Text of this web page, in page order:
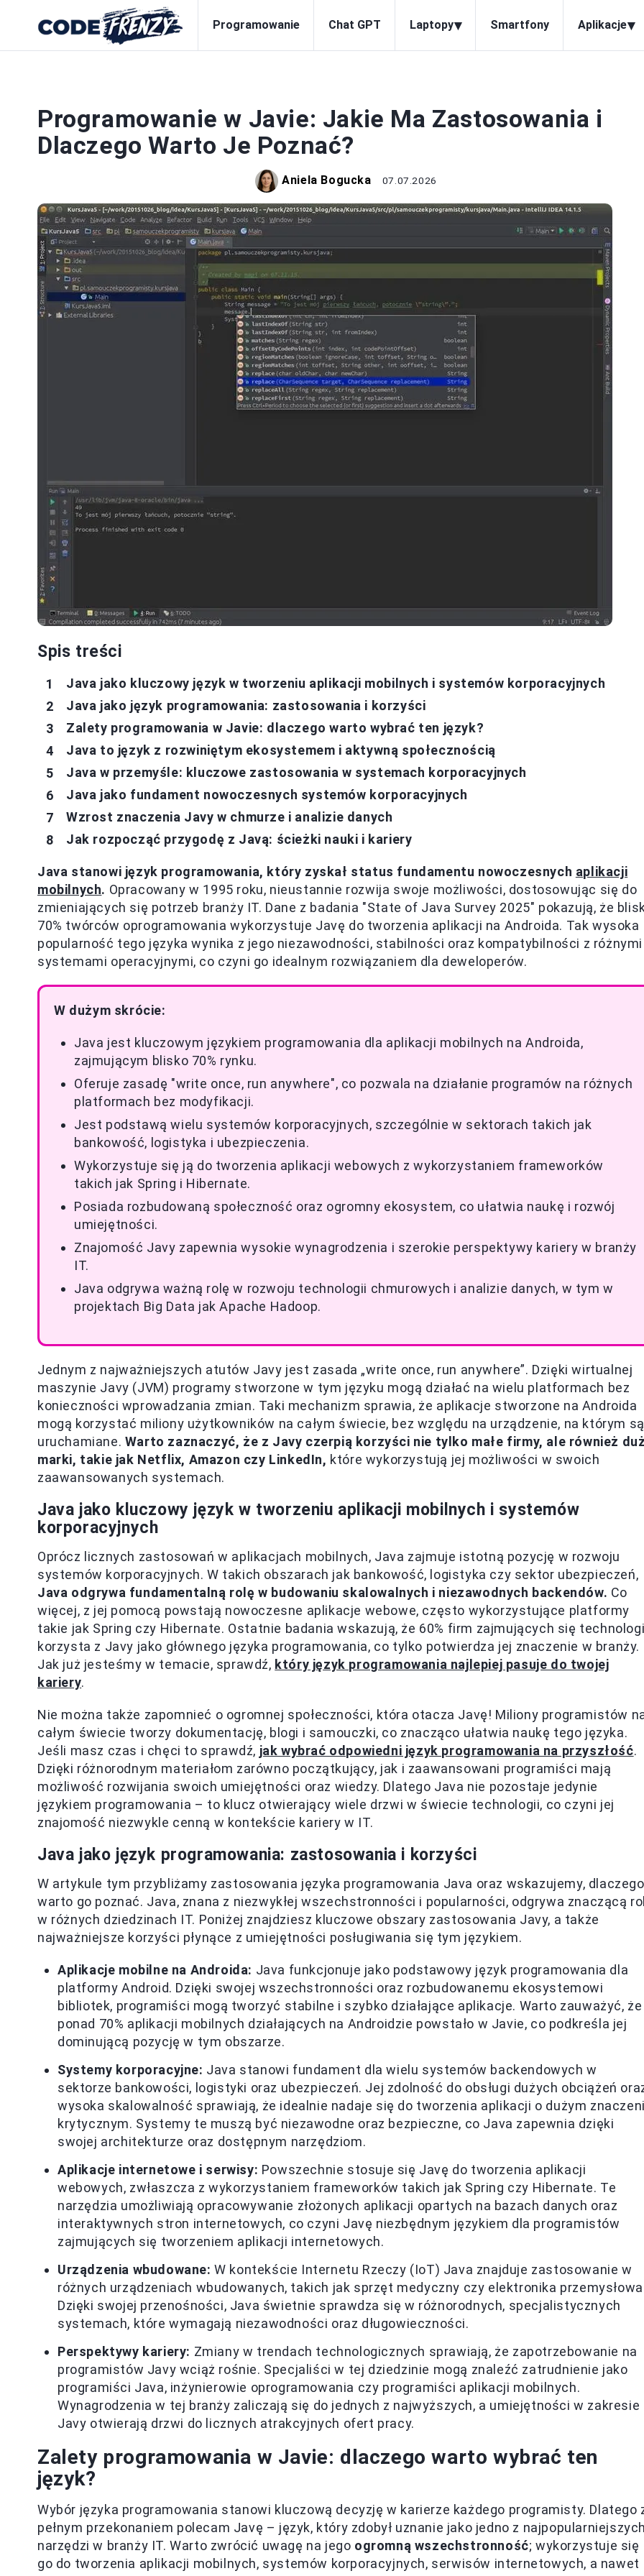
Programowanie Chat GPT Laptopy▾ Smartfony Aplikacje▾
Programowanie w Javie: Jakie Ma Zastosowania i
Dlaczego Warto Je Poznać?
Aniela Bogucka 07.07.2026
Spis treści
Java jako kluczowy język w tworzeniu aplikacji mobilnych i systemów korporacyjnych
Java jako język programowania: zastosowania i korzyści
Zalety programowania w Javie: dlaczego warto wybrać ten język?
Java to język z rozwiniętym ekosystemem i aktywną społecznością
Java w przemyśle: kluczowe zastosowania w systemach korporacyjnych
Java jako fundament nowoczesnych systemów korporacyjnych
Wzrost znaczenia Javy w chmurze i analizie danych
Jak rozpocząć przygodę z Javą: ścieżki nauki i kariery
Java stanowi język programowania, który zyskał status fundamentu nowoczesnych aplikacji
mobilnych. Opracowany w 1995 roku, nieustannie rozwija swoje możliwości, dostosowując się do
zmieniających się potrzeb branży IT. Dane z badania "State of Java Survey 2025" pokazują, że
70% twórców oprogramowania wykorzystuje Javę do tworzenia aplikacji na Androida. Tak wysoka
popularność tego języka wynika z jego niezawodności, stabilności oraz kompatybilności z różnymi
systemami operacyjnymi, co czyni go idealnym rozwiązaniem dla deweloperów.
W dużym skrócie:
Java jest kluczowym językiem programowania dla aplikacji mobilnych na Androida,
zajmującym blisko 70% rynku.
Oferuje zasadę "write once, run anywhere", co pozwala na działanie programów na różnych
platformach bez modyfikacji.
Jest podstawą wielu systemów korporacyjnych, szczególnie w sektorach takich jak
bankowość, logistyka i ubezpieczenia.
Wykorzystuje się ją do tworzenia aplikacji webowych z wykorzystaniem frameworków
takich jak Spring i Hibernate.
Posiada rozbudowaną społeczność oraz ogromny ekosystem, co ułatwia naukę i rozwój
umiejętności.
Znajomość Javy zapewnia wysokie wynagrodzenia i szerokie perspektywy kariery w branży
IT.
Java odgrywa ważną rolę w rozwoju technologii chmurowych i analizie danych, w tym w
projektach Big Data jak Apache Hadoop.
Jednym z najważniejszych atutów Javy jest zasada „write once, run anywhere”. Dzięki wirtualnej
maszynie Javy (JVM) programy stworzone w tym języku mogą działać na wielu platformach bez
konieczności wprowadzania zmian. Taki mechanizm sprawia, że aplikacje stworzone na Androida
mogą korzystać miliony użytkowników na całym świecie, bez względu na urządzenie, na którym są
uruchamiane. Warto zaznaczyć, że z Javy czerpią korzyści nie tylko małe firmy, ale również
marki, takie jak Netflix, Amazon czy LinkedIn, które wykorzystują jej możliwości w swoich
zaawansowanych systemach.
Java jako kluczowy język w tworzeniu aplikacji mobilnych i systemów
korporacyjnych
Oprócz licznych zastosowań w aplikacjach mobilnych, Java zajmuje istotną pozycję w rozwoju
systemów korporacyjnych. W takich obszarach jak bankowość, logistyka czy sektor ubezpieczeń,
Java odgrywa fundamentalną rolę w budowaniu skalowalnych i niezawodnych backendów. Co
więcej, z jej pomocą powstają nowoczesne aplikacje webowe, często wykorzystujące platformy
takie jak Spring czy Hibernate. Ostatnie badania wskazują, że 60% firm zajmujących się
korzysta z Javy jako głównego języka programowania, co tylko potwierdza jej znaczenie w branży.
Jak już jesteśmy w temacie, sprawdź, który język programowania najlepiej pasuje do twojej
kariery.
Nie można także zapomnieć o ogromnej społeczności, która otacza Javę! Miliony programistów
całym świecie tworzy dokumentację, blogi i samouczki, co znacząco ułatwia naukę tego języka.
Jeśli masz czas i chęci to sprawdź, jak wybrać odpowiedni język programowania na przyszłość.
Dzięki różnorodnym materiałom zarówno początkujący, jak i zaawansowani programiści mają
możliwość rozwijania swoich umiejętności oraz wiedzy. Dlatego Java nie pozostaje jedynie
językiem programowania – to klucz otwierający wiele drzwi w świecie technologii, co czyni jej
znajomość niezwykle cenną w kontekście kariery w IT.
Java jako język programowania: zastosowania i korzyści
W artykule tym przybliżamy zastosowania języka programowania Java oraz wskazujemy, dlaczego
warto go poznać. Java, znana z niezwykłej wszechstronności i popularności, odgrywa znaczącą
w różnych dziedzinach IT. Poniżej znajdziesz kluczowe obszary zastosowania Javy, a także
najważniejsze korzyści płynące z umiejętności posługiwania się tym językiem.
Aplikacje mobilne na Androida: Java funkcjonuje jako podstawowy język programowania dla
platformy Android. Dzięki swojej wszechstronności oraz rozbudowanemu ekosystemowi
bibliotek, programiści mogą tworzyć stabilne i szybko działające aplikacje. Warto zauważyć, że
ponad 70% aplikacji mobilnych działających na Androidzie powstało w Javie, co podkreśla jej
dominującą pozycję w tym obszarze.
Systemy korporacyjne: Java stanowi fundament dla wielu systemów backendowych w
sektorze bankowości, logistyki oraz ubezpieczeń. Jej zdolność do obsługi dużych obciążeń
wysoka skalowalność sprawiają, że idealnie nadaje się do tworzenia aplikacji o dużym
krytycznym. Systemy te muszą być niezawodne oraz bezpieczne, co Java zapewnia dzięki
swojej architekturze oraz dostępnym narzędziom.
Aplikacje internetowe i serwisy: Powszechnie stosuje się Javę do tworzenia aplikacji
webowych, zwłaszcza z wykorzystaniem frameworków takich jak Spring czy Hibernate. Te
narzędzia umożliwiają opracowywanie złożonych aplikacji opartych na bazach danych oraz
interaktywnych stron internetowych, co czyni Javę niezbędnym językiem dla programistów
zajmujących się tworzeniem aplikacji internetowych.
Urządzenia wbudowane: W kontekście Internetu Rzeczy (IoT) Java znajduje zastosowanie w
różnych urządzeniach wbudowanych, takich jak sprzęt medyczny czy elektronika
Dzięki swojej przenośności, Java świetnie sprawdza się w różnorodnych, specjalistycznych
systemach, które wymagają niezawodności oraz długowieczności.
Perspektywy kariery: Zmiany w trendach technologicznych sprawiają, że zapotrzebowanie na
programistów Javy wciąż rośnie. Specjaliści w tej dziedzinie mogą znaleźć zatrudnienie jako
programiści Java, inżynierowie oprogramowania czy programiści aplikacji mobilnych.
Wynagrodzenia w tej branży zaliczają się do jednych z najwyższych, a umiejętności w zakresie
Javy otwierają drzwi do licznych atrakcyjnych ofert pracy.
Zalety programowania w Javie: dlaczego warto wybrać ten
język?
Wybór języka programowania stanowi kluczową decyzję w karierze każdego programisty. Dlatego
pełnym przekonaniem polecam Javę – język, który zdobył uznanie jako jedno z
narzędzi w branży IT. Warto zwrócić uwagę na jego ogromną wszechstronność; wykorzystuje się
go do tworzenia aplikacji mobilnych, systemów korporacyjnych, serwisów internetowych, a nawet